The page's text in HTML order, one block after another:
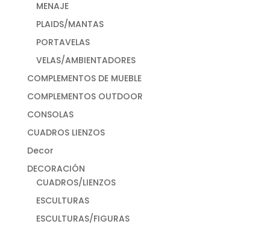
MENAJE
PLAIDS/MANTAS
PORTAVELAS
VELAS/AMBIENTADORES
COMPLEMENTOS DE MUEBLE
COMPLEMENTOS OUTDOOR
CONSOLAS
CUADROS LIENZOS
Decor
DECORACIÓN
CUADROS/LIENZOS
ESCULTURAS
ESCULTURAS/FIGURAS